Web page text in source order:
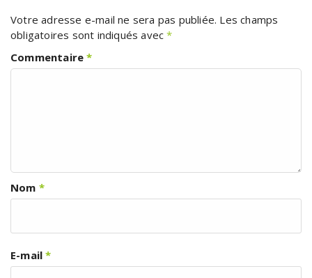
Votre adresse e-mail ne sera pas publiée. Les champs
obligatoires sont indiqués avec*
Commentaire*
Nom *
E-mail*